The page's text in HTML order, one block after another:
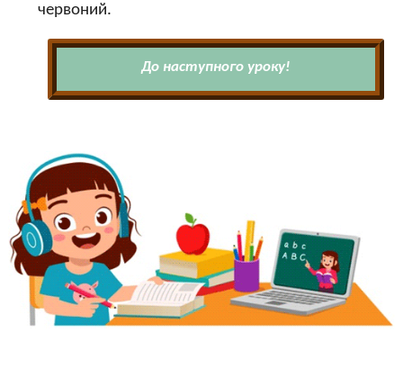
червоний.
До наступного уроку!